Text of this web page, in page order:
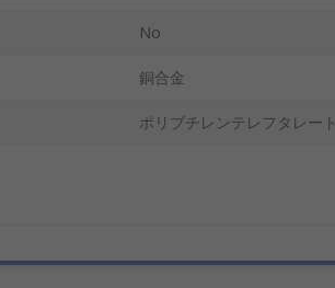
No
銅合金
ポリブチレンテレフタレート